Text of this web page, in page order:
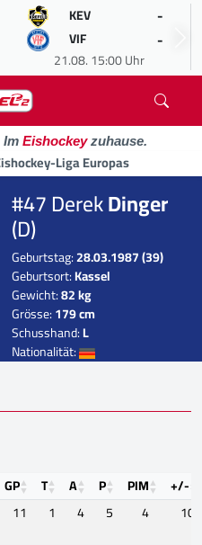
KEV -
VIF -
21.08. 15:00 Uhr
Im Eishockeyzuhause.
Liga Europas
#47 DerekDinger
(D)
Geburtstag:28.03.1987 (39)
Geburtsort:Kassel
Gewicht:82 kg
Grösse:179 cm
Schusshand:L
Nationalität:
GP T A P PIM
+/-
11 1 4 5 4
10